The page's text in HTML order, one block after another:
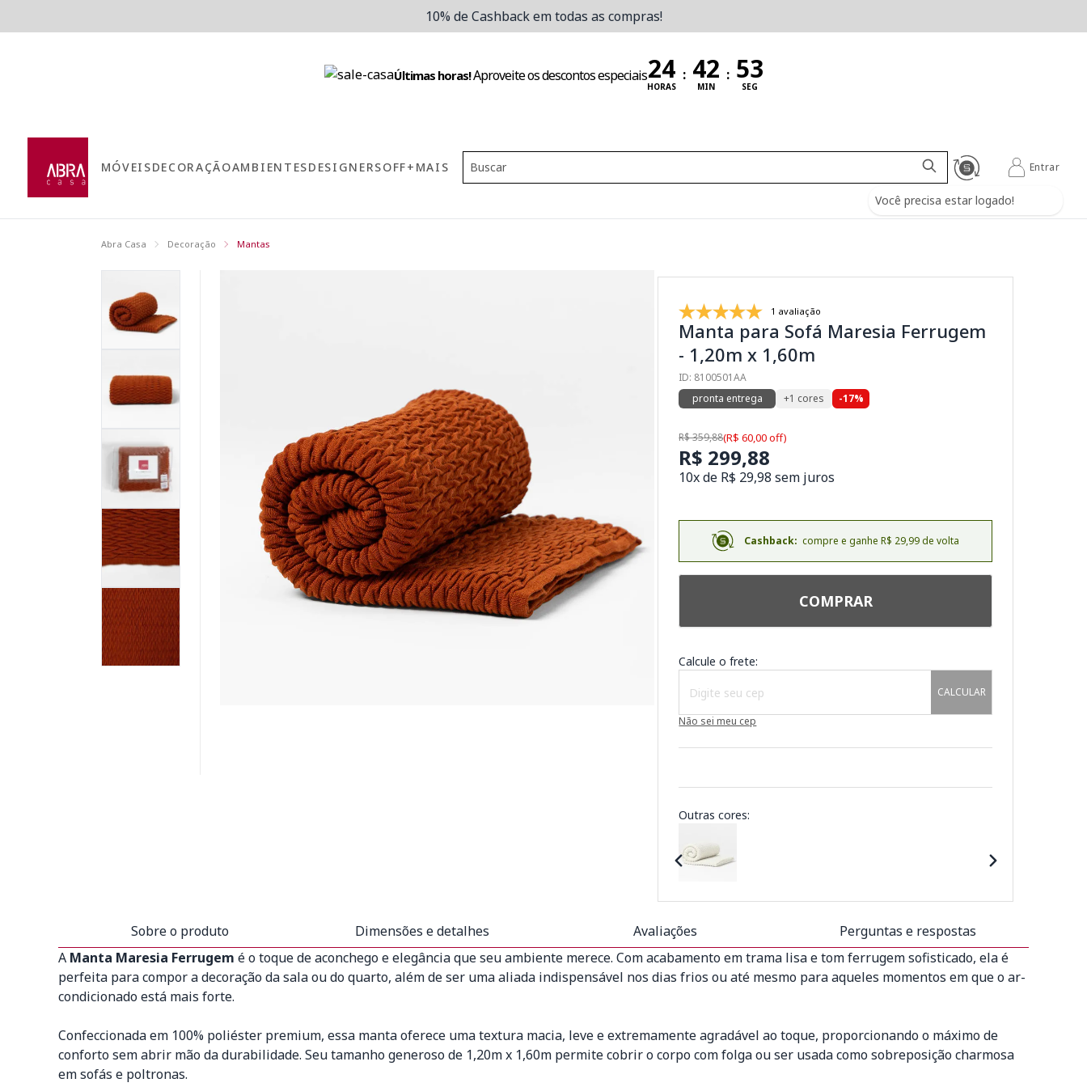
10% de Cashback em todas as compras!
Últimas horas!Aproveite os descontos especiais
HORAS
:
MIN
:
SEG
MÓVEISDECORAÇÃOAMBIENTESDESIGNERSOFF+MAIS
Você precisa estar logado!
Entrar
Abra Casa Decoração Mantas
1 avaliação
Manta para Sofá Maresia Ferrugem
- 1,20m x 1,60m
ID: 8100501AA
pronta entrega
+1 cores -17%
R$ 359,88(R$ 60,00 off)
R$ 299,88
10x de R$ 29,98 sem juros
Cashback: compre e ganhe R$ 29,99 de volta
COMPRAR
Calcule o frete:
CALCULAR
Não sei meu cep
Outras cores:
Sobre o produto Dimensões e detalhes Avaliações
Perguntas e respostas
A Manta Maresia Ferrugem é o toque de aconchego e elegância que seu ambiente merece. Com acabamento em trama lisa e tom ferrugem sofisticado, ela é
perfeita para compor a decoração da sala ou do quarto, além de ser uma aliada indispensável nos dias frios ou até mesmo para aqueles momentos em que o ar-
condicionado está mais forte.
Confeccionada em 100% poliéster premium, essa manta oferece uma textura macia, leve e extremamente agradável ao toque, proporcionando o máximo de
conforto sem abrir mão da durabilidade. Seu tamanho generoso de 1,20m x 1,60m permite cobrir o corpo com folga ou ser usada como sobreposição charmosa
em sofás e poltronas.